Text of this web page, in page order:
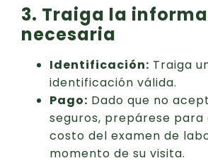
3. Traiga la
necesaria
Identificación: Traiga
identificación válida.
Pago: Dado que no
seguros, prepárese
costo del examen de
momento de su visita.